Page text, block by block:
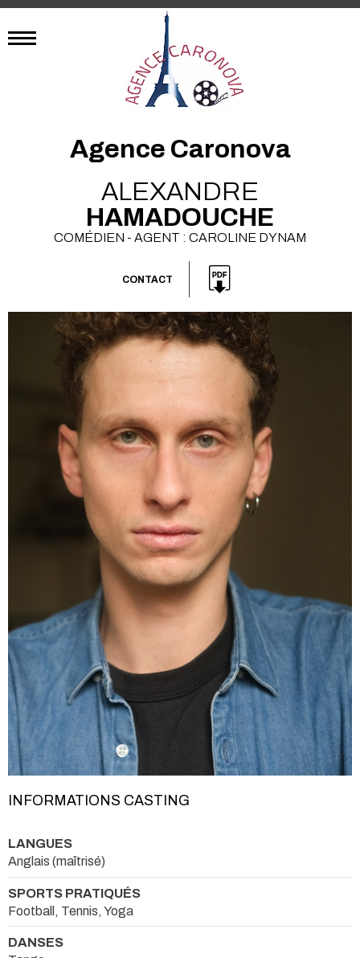
Agence Caronova
ALEXANDRE
HAMADOUCHE
COMÉDIEN - AGENT : CAROLINE DYNAM
CONTACT
INFORMATIONS CASTING
LANGUES
Anglais (maîtrisé)
SPORTS PRATIQUÉS
Football, Tennis, Yoga
DANSES